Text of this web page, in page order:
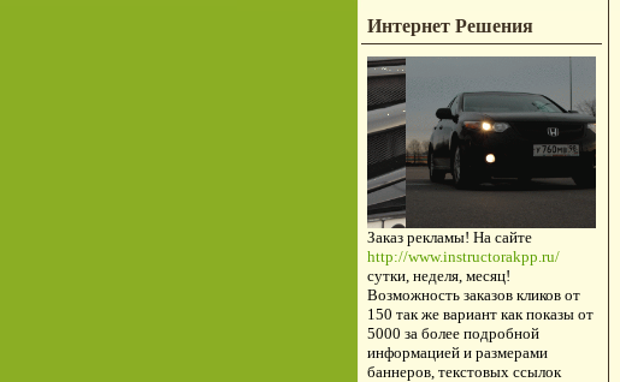
Интернет Решения
Заказ рекламы! На сайте
http://www.instructorakpp.ru/
сутки, неделя, месяц!
Возможность заказов кликов от
150 так же вариант как показы от
5000 за более подробной
информацией и размерами
баннеров, текстовых ссылок